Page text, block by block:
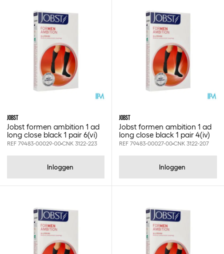
1(i)
2(ii)
3(iii)
6(vi)
JOBST
Jobst formen ambition 1 ad
long close black 1 pair 6(vi)
REF 79483-00029-00CNK 3122-223
Inloggen
JOBST
Jobst formen ambition 1 ad
long close black 1 pair 4(iv)
REF 79483-00027-00CNK 3122-207
Inloggen